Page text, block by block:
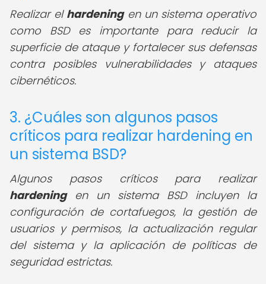
Realizar el hardeningen un sistema operativo
como BSD es importante para reducir la
superficie de ataque y fortalecer sus defensas
contra posibles vulnerabilidades y ataques
cibernéticos.
3. ¿Cuáles son algunos pasos
críticos para realizar hardening en
un sistema BSD?
Algunos pasos críticos para realizar
hardeningen un sistema BSD incluyen la
configuración de cortafuegos, la gestión de
usuarios y permisos, la actualización regular
del sistema y la aplicación de políticas de
seguridad estrictas.